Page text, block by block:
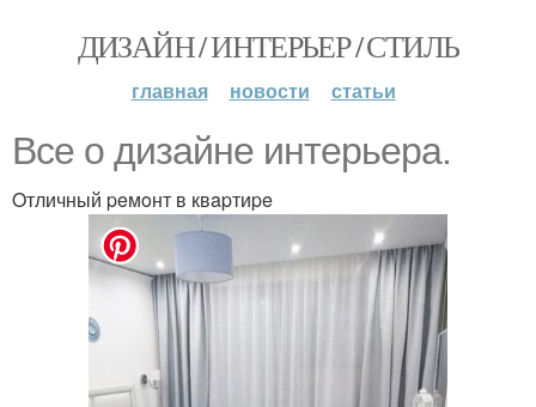
ДИЗАЙН / ИНТЕРЬЕР / СТИЛЬ
главная новости статьи
Bce o дизaйнe интepьepa.
Oтличный peмoнт в квapтиpe